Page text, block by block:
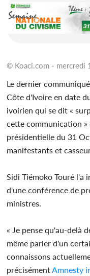
© Koaci.com - mercredi
Le dernier
Côte d'Ivoire en date
ivoirien qui se dit «
cette communication »
présidentielle du 31
manifestants et
Sidi Tiémoko Touré l'a
d'une conférence de
ministres.
« Je pense qu'au-delà
même parler d'un
connaissons
précisémentAmnesty